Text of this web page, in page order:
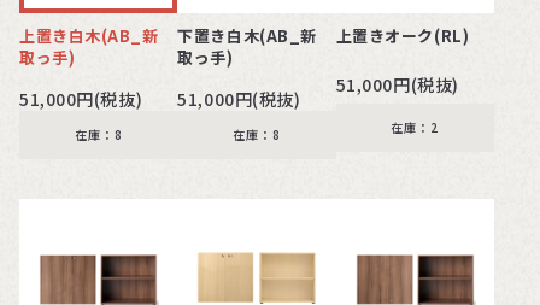
上置き白木(AB_新
取っ手)
51,000円(税抜)
在庫：8
下置き白木(AB_新
取っ手)
51,000円(税抜)
在庫：8
上置きオーク(RL)
51,000円(税抜)
在庫：2